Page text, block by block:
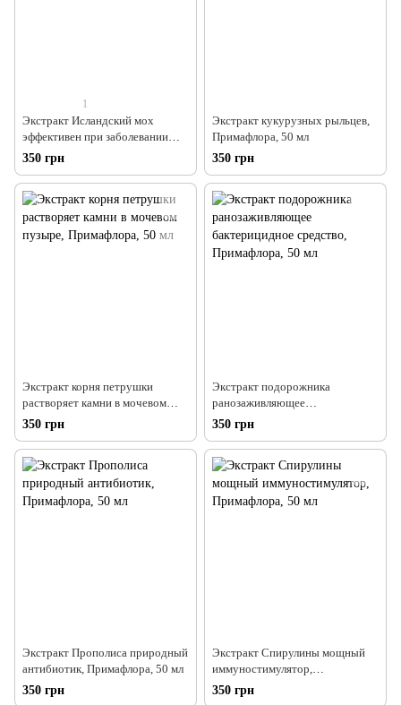
1
Экстракт Исландский мох
эффективен при заболевании
дыхательных путей,
Примафлора, 50 мл
350 грн
Экстракт кукурузных рыльцев,
Примафлора, 50 мл
350 грн
Экстракт корня петрушки
растворяет камни в мочевом
пузыре, Примафлора, 50 мл
350 грн
Экстракт подорожника
ранозаживляющее
бактерицидное средство,
Примафлора, 50 мл
350 грн
Экстракт Прополиса природный
антибиотик, Примафлора, 50 мл
350 грн
Экстракт Спирулины мощный
иммуностимулятор,
Примафлора, 50 мл
350 грн